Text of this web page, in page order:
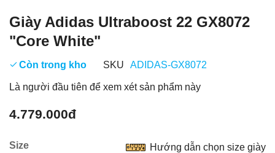
Giày Adidas Ultraboost 22 GX8072
"Core White"
Còn trong kho SKU ADIDAS-GX8072
Là người đầu tiên để xem xét sản phẩm này
4.779.000đ
Size Hướng dẫn chọn size giày